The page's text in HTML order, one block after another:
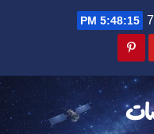
5:48:15 PM